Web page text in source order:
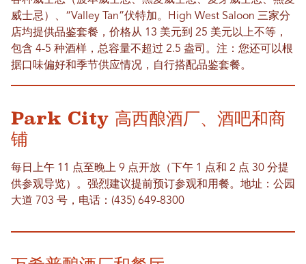
威士忌）、“Valley Tan”伏特加。High West Saloon 三家分
店均提供品鉴套餐，价格从 13 美元到 25 美元以上不等，
包含 4-5 种酒样，总容量不超过 2.5 盎司。注：您还可以根
据口味偏好和季节供应情况，自行搭配品鉴套餐。
Park City 高西酿酒厂、酒吧和商
铺
每日上午 11 点至晚上 9 点开放（下午 1 点和 2 点 30 分提
供参观导览）。强烈建议提前预订参观和用餐。地址：公园
大道 703 号，电话：(435) 649-8300